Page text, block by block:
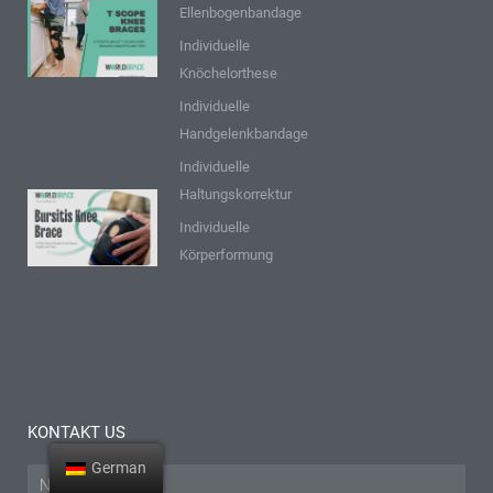
9 Punkte über
T Scope
Knieschienen:
9 FAQs zur
Bursitis-
Knieschiene:
Ellenbogenbandage
Individuelle
Knöchelorthese
Individuelle
Handgelenkbandage
Individuelle
Haltungskorrektur
Individuelle
Körperformung
KONTAKT US
Name German